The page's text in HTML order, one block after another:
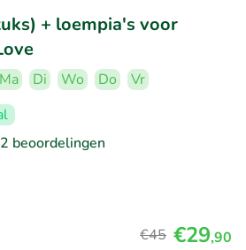
+ loempia's voor
Ma Di Wo Do
Vr
beoordelingen
€45 €29,90